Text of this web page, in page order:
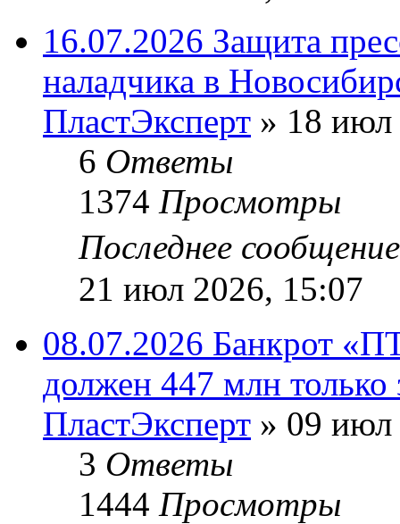
16.07.2026 Защита
наладчика в
ПластЭксперт » 18 июл
6 Ответы
1374 Просмотры
Последнее
21 июл 2026, 15:07
08.07.2026 Банкрот
должен 447 млн только
ПластЭксперт » 09 июл
3 Ответы
1444 Просмотры